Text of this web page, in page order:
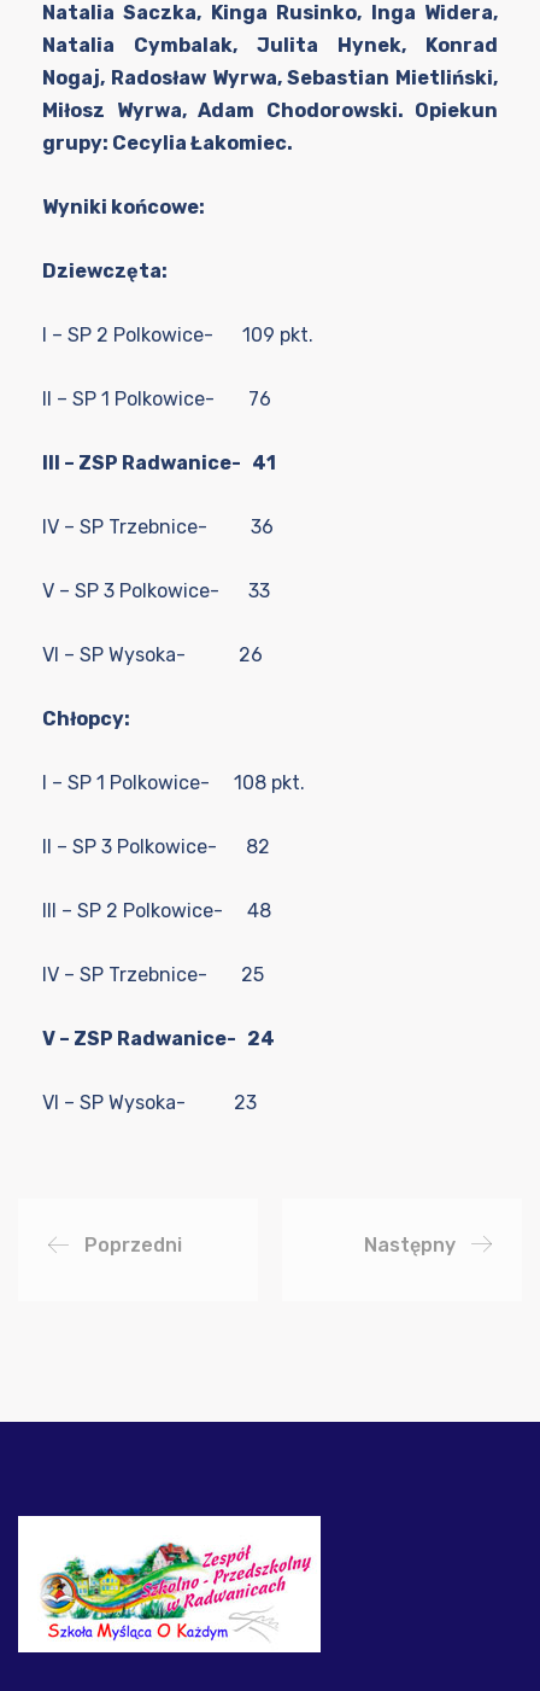
Natalia Saczka, Kinga Rusinko, Inga Widera,
Natalia Cymbalak, Julita Hynek, Konrad
Nogaj, Radosław Wyrwa, Sebastian Mietliński,
Miłosz Wyrwa, Adam Chodorowski. Opiekun
grupy: Cecylia Łakomiec.
Wyniki końcowe:
Dziewczęta:
I – SP 2 Polkowice- 109 pkt.
II – SP 1 Polkowice- 76
III – ZSP Radwanice- 41
IV – SP Trzebnice- 36
V – SP 3 Polkowice- 33
VI – SP Wysoka- 26
Chłopcy:
I – SP 1 Polkowice- 108 pkt.
II – SP 3 Polkowice- 82
III – SP 2 Polkowice- 48
IV – SP Trzebnice- 25
V – ZSP Radwanice- 24
VI – SP Wysoka- 23
Poprzedni Następny